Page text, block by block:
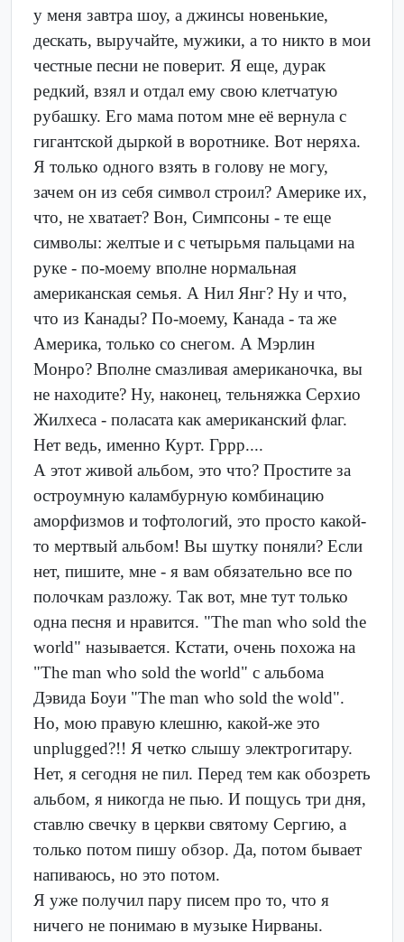
у меня завтра шоу, а джинсы новенькие,
дескать, выручайте, мужики, а то никто в мои
честные песни не поверит. Я еще, дурак
редкий, взял и отдал ему свою клетчатую
рубашку. Его мама потом мне её вернула с
гигантской дыркой в воротнике. Вот неряха.
Я только одного взять в голову не могу,
зачем он из себя символ строил? Америке их,
что, не хватает? Вон, Симпсоны - те еще
символы: желтые и с четырьмя пальцами на
руке - по-моему вполне нормальная
американская семья. А Нил Янг? Ну и что,
что из Канады? По-моему, Канада - та же
Америка, только со снегом. А Мэрлин
Монро? Вполне смазливая американочка, вы
не находите? Ну, наконец, тельняжка Серхио
Жилхеса - поласата как американский флаг.
Нет ведь, именно Курт. Гррр....
А этот живой альбом, это что? Простите за
остроумную каламбурную комбинацию
аморфизмов и тофтологий, это просто какой-
то мертвый альбом! Вы шутку поняли? Если
нет, пишите, мне - я вам обязательно все по
полочкам разложу. Так вот, мне тут только
одна песня и нравится. "The man who sold the
world" называется. Кстати, очень похожа на
"The man who sold the world" с альбома
Дэвида Боуи "The man who sold the wold".
Но, мою правую клешню, какой-же это
unplugged?!! Я четко слышу электрогитару.
Нет, я сегодня не пил. Перед тем как обозреть
альбом, я никогда не пью. И пощусь три дня,
ставлю свечку в церкви святому Сергию, а
только потом пишу обзор. Да, потом бывает
напиваюсь, но это потом.
Я уже получил пару писем про то, что я
ничего не понимаю в музыке Нирваны.